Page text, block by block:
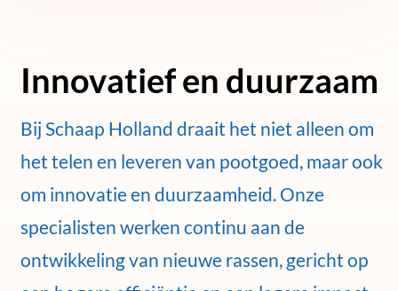
Innovatief en duurzaam
Bij Schaap Holland draait het niet alleen om
het telen en leveren van pootgoed, maar ook
om innovatie en duurzaamheid. Onze
specialisten werken continu aan de
ontwikkeling van nieuwe rassen, gericht op